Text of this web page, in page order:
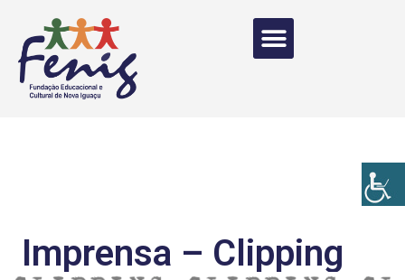
Imprensa – Clipping